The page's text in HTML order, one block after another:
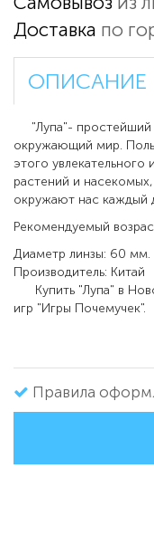
Доставка по
ОПИСАНИЕ
"Лупа"- простейший
окружающий мир.
этого
растений и
окружают нас каждый
Рекомендуемый
Диаметр линзы: 60 мм.
Производитель:
Купить "Лупа" в
игр "Игры Почемучек".
Правила